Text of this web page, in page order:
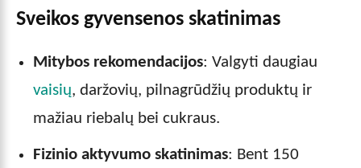
Sveikos gyvensenos skatinimas
Mitybos rekomendacijos: Valgyti daugiau
vaisių, daržovių, pilnagrūdžių produktų ir
mažiau riebalų bei cukraus.
Fizinio aktyvumo skatinimas: Bent 150